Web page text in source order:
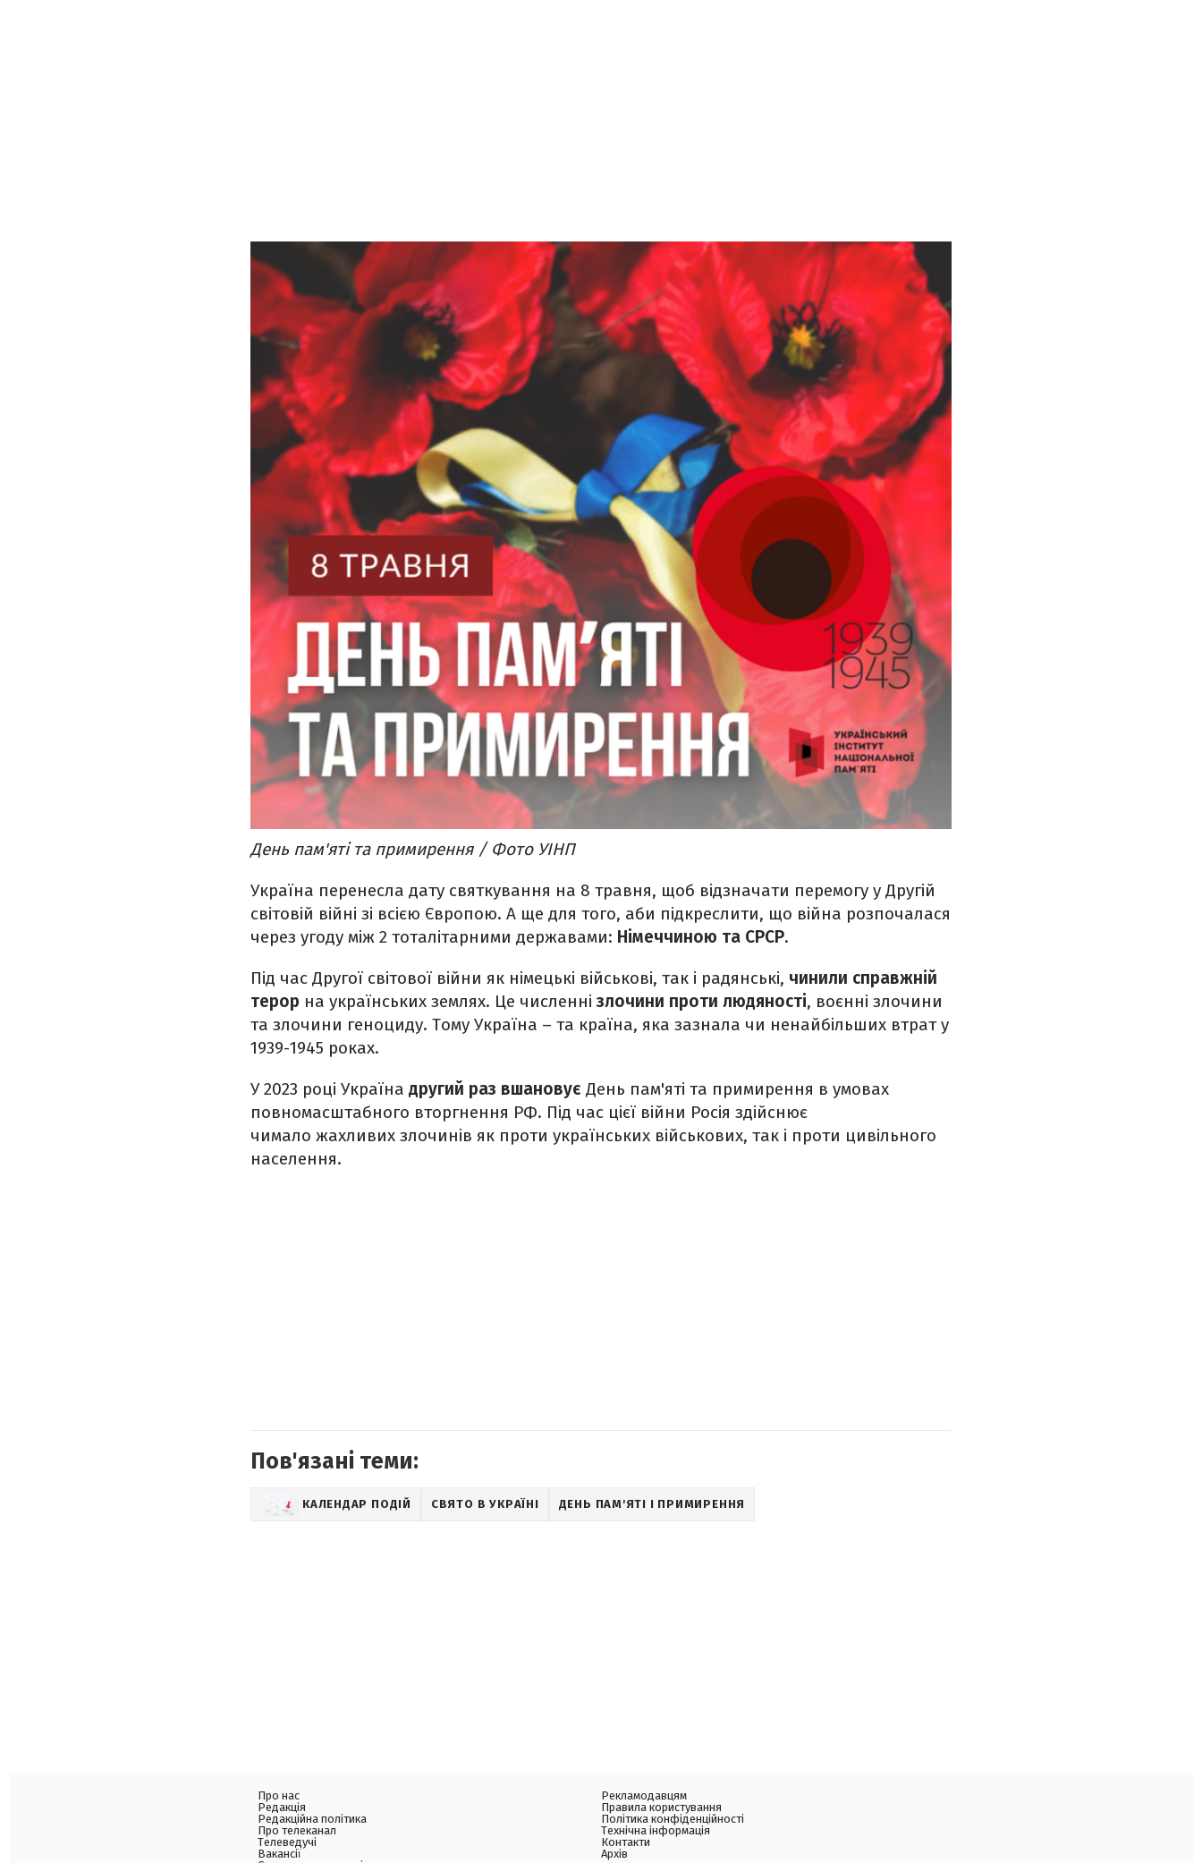
День пам'яті та примирення / Фото УІНП
Україна перенесла дату святкування на 8 травня, щоб відзначати перемогу у Другій
світовій війні зі всією Європою. А ще для того, аби підкреслити, що війна розпочалася
через угоду між 2 тоталітарними державами: Німеччиною та СРСР.
Під час Другої світової війни як німецькі військові, так і радянські, чинили справжній
терор на українських землях. Це численнізлочини проти людяності, воєнні злочини
та злочини геноциду. Тому Україна – та країна, яка зазнала чи ненайбільших втрат у
1939-1945 роках.
У 2023 році Україна другий раз вшановує День пам'яті та примирення в умовах
повномасштабного вторгнення РФ. Під час цієї війни Росія здійснює
чимало жахливих злочинів як проти українських військових, так і проти цивільного
населення.
Пов'язані теми:
КАЛЕНДАР ПОДІЙ СВЯТО В УКРАЇНІ ДЕНЬ ПАМ'ЯТІ І ПРИМИРЕННЯ
Про нас
Редакція
Редакційна політика
Про телеканал
Телеведучі
Вакансії
Рекламодавцям
Правила користування
Політика конфіденційності
Технічна інформація
Контакти
Архів